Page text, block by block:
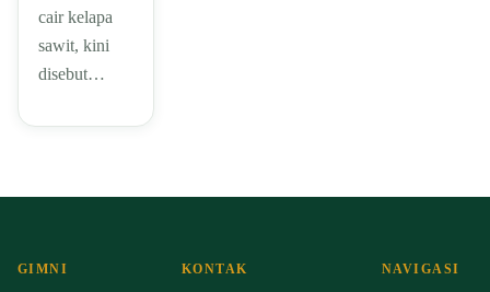
cair kelapa
sawit, kini
disebut…
GIMNI KONTAK NAVIGASI